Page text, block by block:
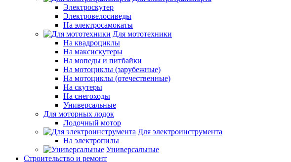
Электроскутер
Электровелосиведы
На электросамокаты
Для мототехники
На квадроциклы
На максискутеры
На мопеды и питбайки
На мотоциклы (зарубежные)
На мотоциклы (отечественные)
На скутеры
На снегоходы
Универсальные
Для моторных лодок
Лодочный мотор
Для электроинструмента
На электропилы
Универсальные
Строительство и ремонт